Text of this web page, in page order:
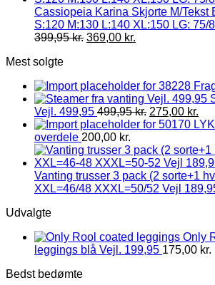
Cassiopeia Karina Skjorte M/Tekst
S:120 M:130 L:140 XL:150 LG: 75/
399,95kr. 369,00 kr.
Mest solgte
Vejl. 499,95 499,95kr. 275,00 kr.
overdele 200,00 kr.
Vanting trusser 3 pack (2 sorte+1
XXL=46/48 XXXL=50/52 Vejl
Udvalgte
Only
leggings blå Vejl. 199,95 175,00 kr.
Bedst bedømte